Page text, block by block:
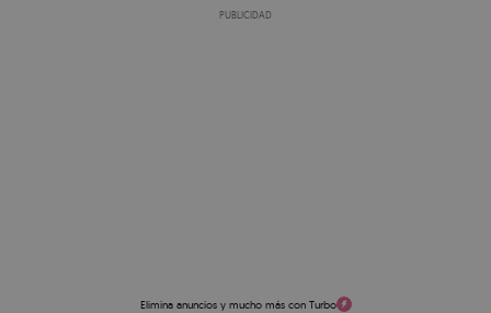
PUBLICIDAD
Elimina anuncios y mucho más con Turbo